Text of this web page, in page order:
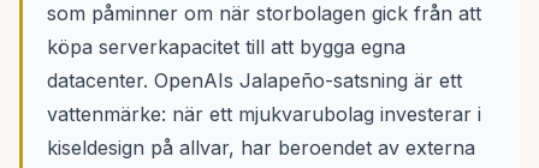
som påminner om när storbolagen gick från att
köpa serverkapacitet till att bygga egna
datacenter. OpenAIs Jalapeño-satsning är ett
vattenmärke: när ett mjukvarubolag investerar i
kiseldesign på allvar, har beroendet av externa